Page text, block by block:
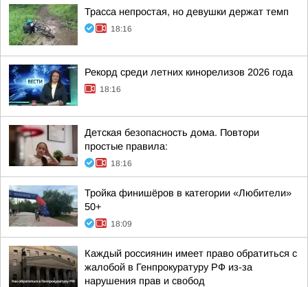
Трасса непростая, но девушки держат темп
18:16
Рекорд среди летних кинорелизов 2026 года
18:16
Детская безопасность дома. Повтори
простые правила:
18:16
Тройка финишёров в категории «Любители»
50+
18:09
Каждый россиянин имеет право обратиться с
жалобой в Генпрокуратуру РФ из-за
нарушения прав и свобод